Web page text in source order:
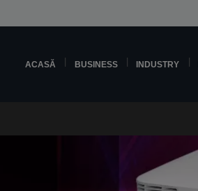
ACASĂ BUSINESS INDUSTRY